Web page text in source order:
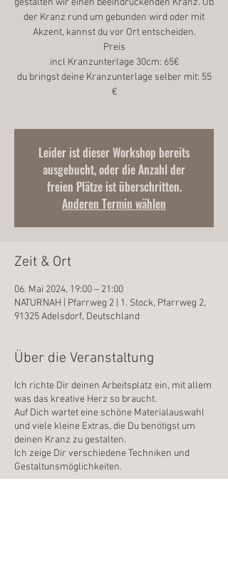
gestalten wir einen beeindruckenden Kranz. Ob
der Kranz rund um gebunden wird oder mit
Akzent, kannst du vor Ort entscheiden.
Preis
incl Kranzunterlage 30cm: 65€
du bringst deine Kranzunterlage selber mit: 55
€
Leider ist dieser Workshop bereits
ausgebucht, oder die Anzahl der
freien Plätze ist überschritten.
Anderen Termin wählen
Zeit & Ort
06. Mai 2024, 19:00 – 21:00
NATURNAH | Pfarrweg 2 | 1. Stock, Pfarrweg 2,
91325 Adelsdorf, Deutschland
Über die Veranstaltung
Ich richte Dir deinen Arbeitsplatz ein, mit allem
was das kreative Herz so braucht.
Auf Dich wartet eine schöne Materialauswahl
und viele kleine Extras, die Du benötigst um
deinen Kranz zu gestalten.
Ich zeige Dir verschiedene Techniken und
Gestaltunsmöglichkeiten.